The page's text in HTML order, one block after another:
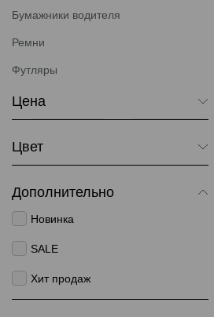
Бумажники водителя
Ремни
Футляры
Цена
Цвет
Дополнительно
Новинка
SALE
Хит продаж